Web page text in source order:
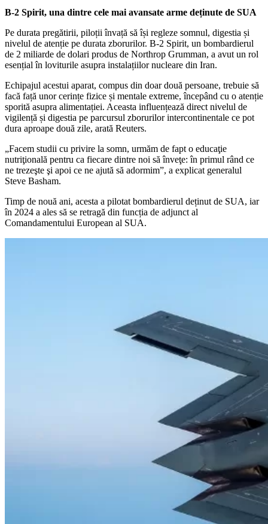
B-2 Spirit, una dintre cele mai avansate arme deținute de SUA
Pe durata pregătirii, piloții învață să își regleze somnul, digestia și
nivelul de atenție pe durata zborurilor. B-2 Spirit, un bombardierul
de 2 miliarde de dolari produs de Northrop Grumman, a avut un rol
esențial în loviturile asupra instalațiilor nucleare din Iran.
Echipajul acestui aparat, compus din doar două persoane, trebuie să
facă față unor cerințe fizice și mentale extreme, începând cu o atenție
sporită asupra alimentației. Aceasta influențează direct nivelul de
vigilență și digestia pe parcursul zborurilor intercontinentale ce pot
dura aproape două zile, arată Reuters.
„Facem studii cu privire la somn, urmăm de fapt o educaţie
nutriţională pentru ca fiecare dintre noi să înveţe: în primul rând ce
ne trezeşte şi apoi ce ne ajută să adormim”, a explicat generalul
Steve Basham.
Timp de nouă ani, acesta a pilotat bombardierul deținut de SUA, iar
în 2024 a ales să se retragă din funcția de adjunct al
Comandamentului European al SUA.